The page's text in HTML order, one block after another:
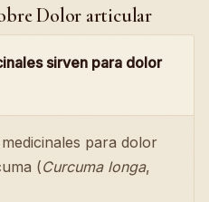
Dolor articular
sirven para dolor
para dolor
(Curcuma longa,